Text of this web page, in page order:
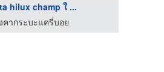
hilux champ ใ ...
คากระบะแครี่บอย